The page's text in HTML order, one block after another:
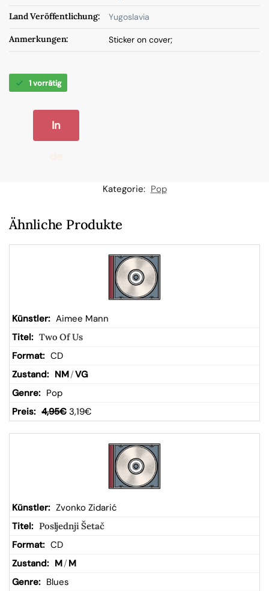
Land Veröffentlichung: Yugoslavia
Anmerkungen: Sticker on cover;
1 vorrätig
In
W
kor
b
Kategorie: Pop
Ähnliche Produkte
Aimee Mann
Two Of Us
CD
NM/VG
Pop
4,95€ 3,19€
Zvonko Zidarić
Posljednji Šetač
CD
M/ M
Blues